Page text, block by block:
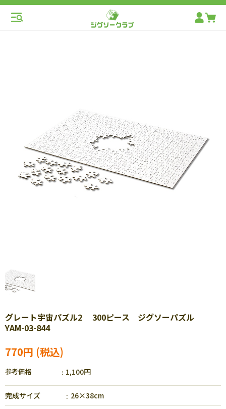
グレート宇宙パズル2 300ピース ジグソーパズル
YAM-03-844
770円
参考価格 1,100円
完成サイズ 26×38cm